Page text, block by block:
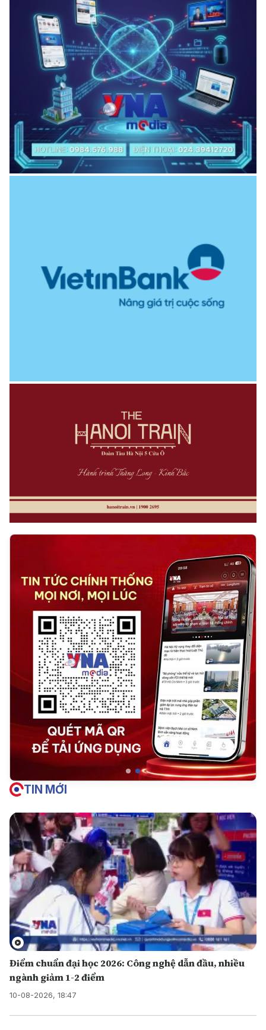
TIN MỚI
Điểm chuẩn đại học 2026: Công nghệ dẫn đầu, nhiều
ngành giảm 1-2 điểm
10-08-2026, 18:47